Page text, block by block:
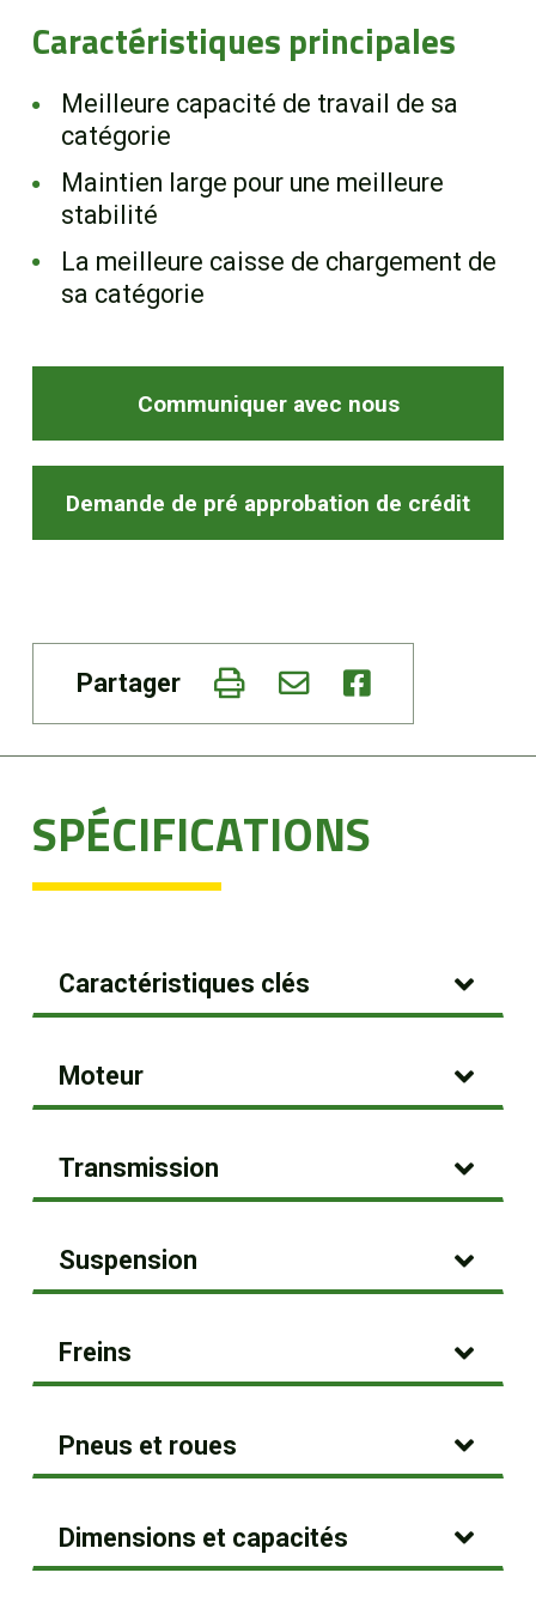
Caractéristiques principales
Meilleure capacité de travail de sa
catégorie
Maintien large pour une meilleure
stabilité
La meilleure caisse de chargement de
sa catégorie
Communiquer avec nous
Demande de pré approbation de crédit
Partager
SPÉCIFICATIONS
Caractéristiques clés
Moteur
Transmission
Suspension
Freins
Pneus et roues
Dimensions et capacités
EN